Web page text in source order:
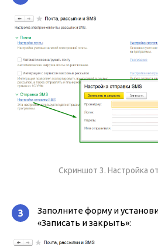
Скриншот 3. Настройка
3
Заполните форму и
«Записать и закрыть»: